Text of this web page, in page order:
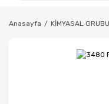
Anasayfa KİMYASAL GRUBU